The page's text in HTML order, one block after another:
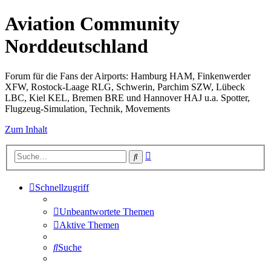
Aviation Community
Norddeutschland
Forum für die Fans der Airports: Hamburg HAM, Finkenwerder
XFW, Rostock-Laage RLG, Schwerin, Parchim SZW, Lübeck
LBC, Kiel KEL, Bremen BRE und Hannover HAJ u.a. Spotter,
Flugzeug-Simulation, Technik, Movements
Zum Inhalt
Suche
Schnellzugriff
Unbeantwortete Themen
Aktive Themen
Suche